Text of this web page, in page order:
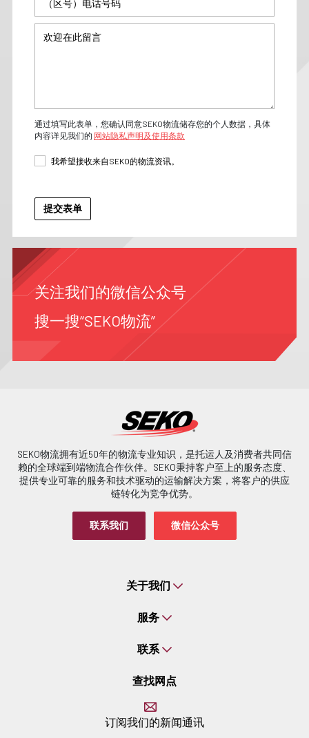
通过填写此表单，您确认同意SEKO物流储存您的个人数据，具体
内容详见我们的 网站隐私声明及使用条款
我希望接收来自SEKO的物流资讯。
关注我们的微信公众号
搜一搜“SEKO物流”
SEKO物流拥有近50年的物流专业知识，是托运人及消费者共同信
赖的全球端到端物流合作伙伴。SEKO秉持客户至上的服务态度、
提供专业可靠的服务和技术驱动的运输解决方案，将客户的供应
链转化为竞争优势。
联系我们 微信公众号
关于我们
服务
联系
查找网点
订阅我们的新闻通讯